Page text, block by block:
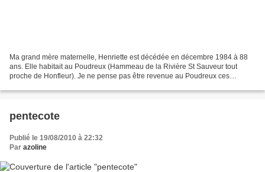
Ma grand mère maternelle, Henriette est décédée en décembre 1984 à 88
ans. Elle habitait au Poudreux (Hammeau de la Rivière St Sauveur tout
proche de Honfleur). Je ne pense pas être revenue au Poudreux ces
pentecote
Publié le 19/08/2010 à 22:32
Par azoline